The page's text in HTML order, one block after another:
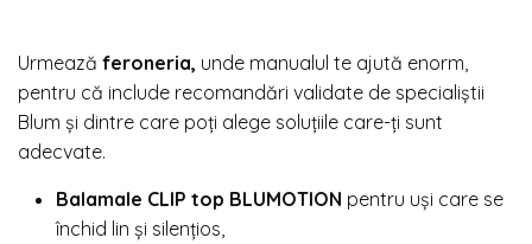
Urmează feroneria, unde manualul te ajută enorm,
pentru că include recomandări validate de specialiștii
Blum și dintre care poți alege soluțiile care-ți sunt
adecvate.
Balamale CLIP top BLUMOTION pentru uși care se
închid lin și silențios,